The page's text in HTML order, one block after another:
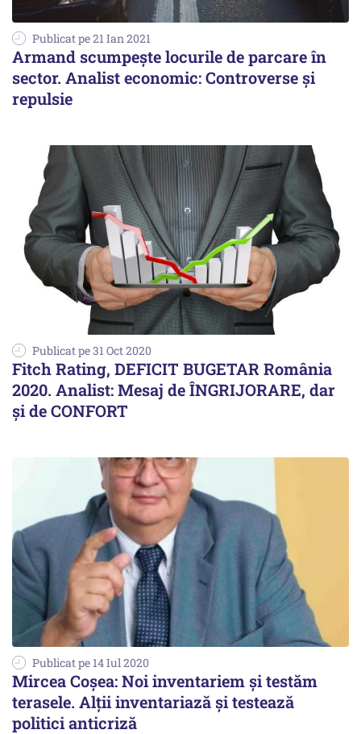
Publicat pe 21 Ian 2021
Armand scumpește locurile de parcare în
sector. Analist economic: Controverse și
repulsie
Publicat pe 31 Oct 2020
Fitch Rating, DEFICIT BUGETAR România
2020. Analist: Mesaj de ÎNGRIJORARE, dar
și de CONFORT
Publicat pe 14 Iul 2020
Mircea Coșea: Noi inventariem și testăm
terasele. Alții inventariază și testează
politici anticriză